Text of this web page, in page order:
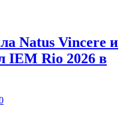
Natus Vincere и
IEM Rio 2026 в